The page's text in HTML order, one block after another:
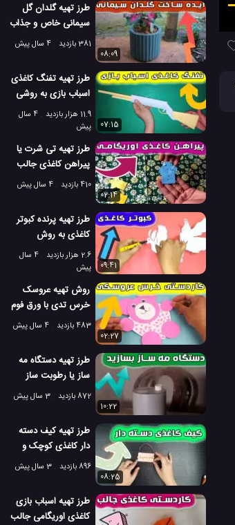
طرز تهیه گلدان گل
سیمانی خاص و جذاب
در منزل
381 بازدید
4 سال پیش
08:09
طرز تهیه تفنگ کاغذی
اسباب بازی به روشی
آسان و ساده
11.9 هزار بازدید
4 سال
پیش
07:15
طرز تهیه تی شرت یا
پیراهن کاغذی جالب
در خانه
410 بازدید
4 سال پیش
02:14
طرز تهیه پرنده کبوتر
کاغذی به روش
اوریگامی
2.6 هزار بازدید
4 سال
پیش
09:41
روش تهیه عروسک
خرس تدی با ورق فوم
483 بازدید
4 سال پیش
02:27
طرز تهیه دستگاه مه
ساز یا رطوبت ساز
بزرگ در خانه
872 بازدید
3 سال پیش
10:22
طرز تهیه کیف دسته
دار کاغذی کوچک و
جالب در خانه
896 بازدید
3 سال پیش
08:25
طرز تهیه اسباب بازی
کاغذی اوریگامی جالب